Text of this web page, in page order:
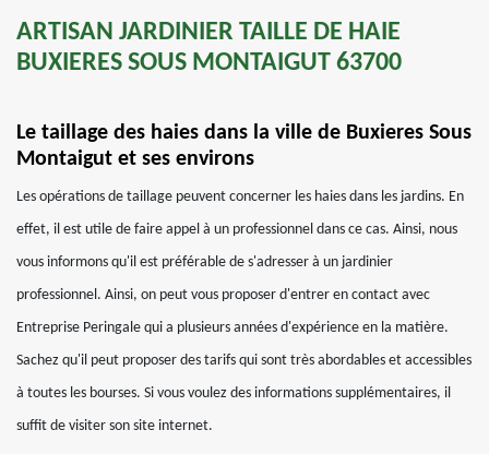
ARTISAN JARDINIER TAILLE DE HAIE
BUXIERES SOUS MONTAIGUT 63700
Le taillage des haies dans la ville de Buxieres Sous
Montaigut et ses environs
Les opérations de taillage peuvent concerner les haies dans les jardins. En
effet, il est utile de faire appel à un professionnel dans ce cas. Ainsi, nous
vous informons qu'il est préférable de s'adresser à un jardinier
professionnel. Ainsi, on peut vous proposer d'entrer en contact avec
Entreprise Peringale qui a plusieurs années d'expérience en la matière.
Sachez qu'il peut proposer des tarifs qui sont très abordables et accessibles
à toutes les bourses. Si vous voulez des informations supplémentaires, il
suffit de visiter son site internet.